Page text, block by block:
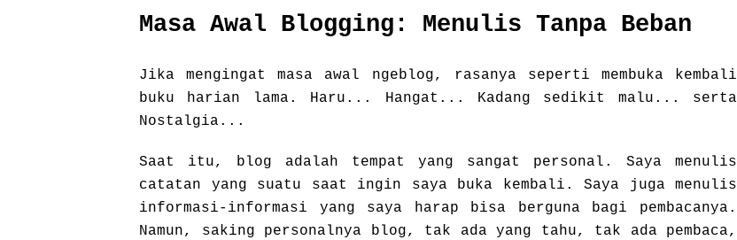
Masa Awal Blogging: Menulis Tanpa Beban
Jika mengingat masa awal ngeblog, rasanya seperti membuka kembali
buku harian lama. Haru... Hangat... Kadang sedikit malu... serta
Nostalgia...
Saat itu, blog adalah tempat yang sangat personal. Saya menulis
catatan yang suatu saat ingin saya buka kembali. Saya juga menulis
informasi-informasi yang saya harap bisa berguna bagi pembacanya.
Namun, saking personalnya blog, tak ada yang tahu, tak ada pembaca,